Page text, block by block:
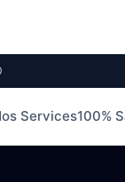
Services100%